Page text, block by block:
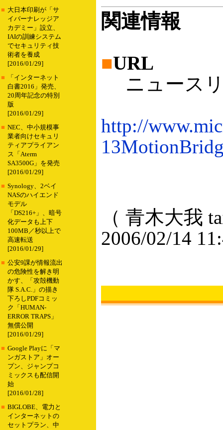
■ 大日本印刷が「サ
イバーナレッジア
カデミー」設立、
IAIの訓練システム
でセキュリティ技
術者を養成
[2016/01/29]
■
「インターネット
白書2016」発売、
20周年記念の特別
版
[2016/01/29]
■ NEC、中小規模事
業者向けセキュリ
ティアプライアン
ス「Aterm
SA3500G」を発売
[2016/01/29]
■ Synology、2ベイ
NASのハイエンド
モデル
「DS216+」、暗号
化データも上下
100MB／秒以上で
高速転送
[2016/01/29]
■ 公安9課が情報流出
の危険性を解き明
かす、「攻殻機動
隊 S.A.C.」の描き
下ろしPDFコミッ
ク「HUMAN-
ERROR TRAPS」
無償公開
[2016/01/29]
■ Google Playに「マ
ンガストア」オー
プン、ジャンプコ
ミックスも配信開
始
[2016/01/28]
■ BIGLOBE、電力と
インターネットの
セットプラン、中
関連情報
■URL
ニュースリ
http://
（ 青木大我
2006/02/14